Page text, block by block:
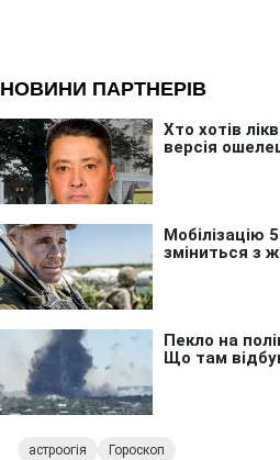
астроогія Гороскоп